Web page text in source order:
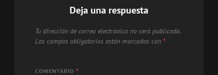
Deja una respuesta
Tu dirección de correo electrónico no será publicada.
Los campos obligatorios están marcados con *
COMENTARIO *